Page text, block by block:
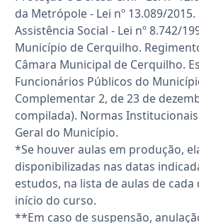
da Metrópole - Lei nº 13.089/
Assistência Social - Lei nº 8.742/
Município de Cerquilho.
Câmara Municipal de Cerquilho.
Funcionários Públicos do
Complementar 2, de 23 de
compilada). Normas
Geral do Município.
*Se houver aulas em produção,
disponibilizadas nas datas
estudos, na lista de aulas de
início do curso.
**Em caso de suspensão,